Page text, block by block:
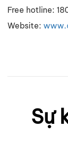
Free hotline:
Website:
Sự